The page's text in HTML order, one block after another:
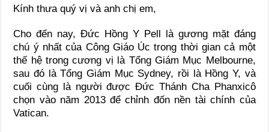
Kính thưa quý vị và anh chị em,
Cho đến nay, Đức Hồng Y Pell là gương mặt đáng
chú ý nhất của Công Giáo Úc trong thời gian cả một
thế hệ trong cương vị là Tổng Giám Mục Melbourne,
sau đó là Tổng Giám Mục Sydney, rồi là Hồng Y, và
cuối cùng là người được Đức Thánh Cha Phanxicô
chọn vào năm 2013 để chỉnh đốn nền tài chính của
Vatican.